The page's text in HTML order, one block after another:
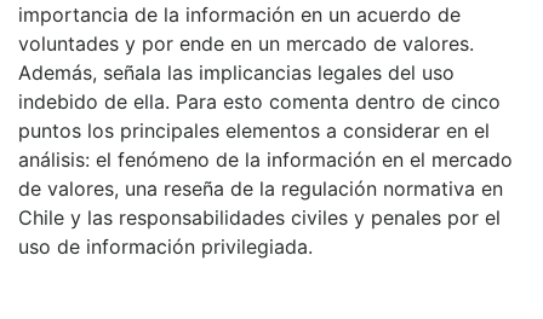
importancia de la información en un acuerdo de
voluntades y por ende en un mercado de valores.
Además, señala las implicancias legales del uso
indebido de ella. Para esto comenta dentro de cinco
puntos los principales elementos a considerar en el
análisis: el fenómeno de la información en el mercado
de valores, una reseña de la regulación normativa en
Chile y las responsabilidades civiles y penales por el
uso de información privilegiada.